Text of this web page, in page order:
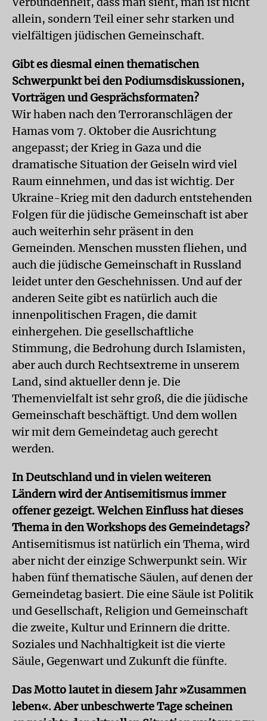
allein, sondern Teil einer sehr starken und
vielfältigen jüdischen Gemeinschaft.
Gibt es diesmal einen thematischen
Schwerpunkt bei den Podiumsdiskussionen,
Vorträgen und Gesprächsformaten?
Wir haben nach den Terroranschlägen der
Hamas vom 7. Oktober die Ausrichtung
angepasst; der Krieg in Gaza und die
dramatische Situation der Geiseln wird viel
Raum einnehmen, und das ist wichtig. Der
Ukraine-Krieg mit den dadurch entstehenden
Folgen für die jüdische Gemeinschaft ist aber
auch weiterhin sehr präsent in den
Gemeinden. Menschen mussten fliehen, und
auch die jüdische Gemeinschaft in Russland
leidet unter den Geschehnissen. Und auf der
anderen Seite gibt es natürlich auch die
innenpolitischen Fragen, die damit
einhergehen. Die gesellschaftliche
Stimmung, die Bedrohung durch Islamisten,
aber auch durch Rechtsextreme in unserem
Land, sind aktueller denn je. Die
Themenvielfalt ist sehr groß, die die jüdische
Gemeinschaft beschäftigt. Und dem wollen
wir mit dem Gemeindetag auch gerecht
werden.
In Deutschland und in vielen weiteren
Ländern wird der Antisemitismus immer
offener gezeigt. Welchen Einfluss hat dieses
Thema in den Workshops des Gemeindetags?
Antisemitismus ist natürlich ein Thema, wird
aber nicht der einzige Schwerpunkt sein. Wir
haben fünf thematische Säulen, auf denen der
Gemeindetag basiert. Die eine Säule ist Politik
und Gesellschaft, Religion und Gemeinschaft
die zweite, Kultur und Erinnern die dritte.
Soziales und Nachhaltigkeit ist die vierte
Säule, Gegenwart und Zukunft die fünfte.
Das Motto lautet in diesem Jahr »Zusammen
leben«. Aber unbeschwerte Tage scheinen